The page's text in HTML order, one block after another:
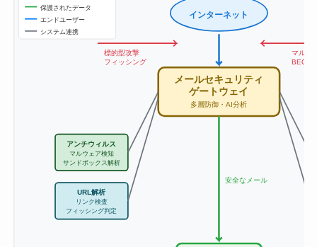
インターネット
標的型攻撃
フィッシング
マルウ
BEC攻
メールセキュリティ
ゲートウェイ
多層防御・AI分析
アンチウィルス
マルウェア検知
サンドボックス解析
URL解析
リンク検査
フィッシング判定
安全なメール
保護されたデータ
エンドユーザー
システム連携